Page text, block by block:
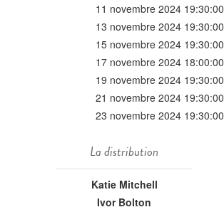
11 novembre 2024 19:30:00
13 novembre 2024 19:30:00
15 novembre 2024 19:30:00
17 novembre 2024 18:00:00
19 novembre 2024 19:30:00
21 novembre 2024 19:30:00
23 novembre 2024 19:30:00
La distribution
Katie Mitchell
Ivor Bolton